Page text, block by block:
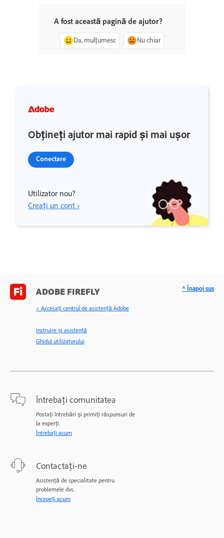
A fost această pagină de ajutor?
Da, mulțumesc Nu chiar
Obțineți ajutor mai rapid și mai ușor
Conectare
Utilizator nou?
Creați un cont ›
ADOBE FIREFLY
< Accesaţi centrul de asistenţă Adobe
Instruire și asistență
Ghidul utilizatorului
Întrebați comunitatea
Postați întrebări și primiți răspunsuri de
la experți.
Întrebați acum
Contactați-ne
Asistență de specialitate pentru
problemele dvs.
Începeți acum
^ Înapoi sus